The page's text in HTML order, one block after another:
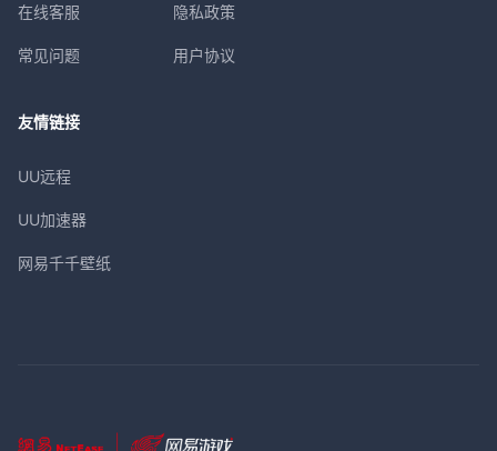
在线客服
常见问题
隐私政策
用户协议
友情链接
UU远程
UU加速器
网易千千壁纸